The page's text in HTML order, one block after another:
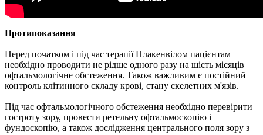
Протипоказання
Перед початком і під час терапії Плакенвілом пацієнтам
необхідно проводити не рідше одного разу на шість місяців
офтальмологічне обстеження. Також важливим є постійний
контроль клітинного складу крові, стану скелетних м'язів.
Під час офтальмологічного обстеження необхідно перевірити
гостроту зору, провести ретельну офтальмоскопію і
фундоскопію, а також дослідження центрального поля зору з